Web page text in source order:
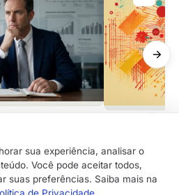
pensar por
“tiro no pé”
à IA pode
natural.
trabalha
sua experiência, analisar o
Você pode aceitar todos,
suas preferências. Saiba mais na